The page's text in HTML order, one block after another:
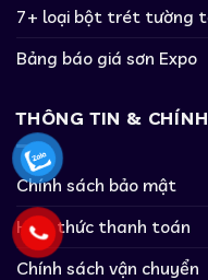
7+ loại bột trét tường
Bảng báo giá sơn Expo
THÔNG TIN &
Chính sách bảo mật
Hình thức thanh toán
Chính sách vận chuyển